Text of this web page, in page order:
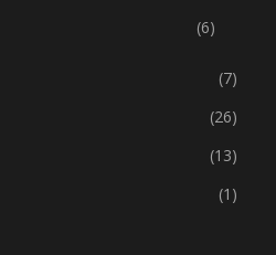
(6)
(7)
(26)
(13)
(1)